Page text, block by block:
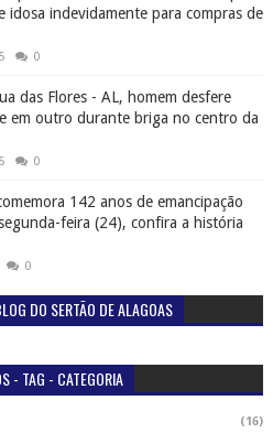
idosa indevidamente para compras de
0
das Flores - AL, homem desfere
em outro durante briga no centro da
0
142 anos de emancipação
feira (24), confira a história
0
DO SERTÃO DE ALAGOAS
- TAG - CATEGORIA
(16)